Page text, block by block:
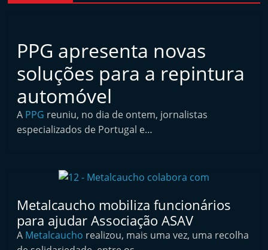
r
n
a
l
i
n
e
n
d
PPG apresenta novas
soluções para a repintura
automóvel
A PPG reuniu, no dia de ontem, jornalistas
especializados de Portugal e…
Metalcaucho mobiliza funcionários
para ajudar Associação ASAV
A Metalcaucho realizou, mais uma vez, uma recolha